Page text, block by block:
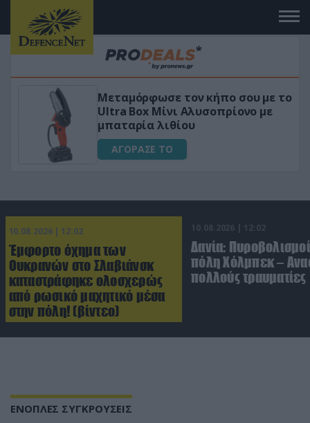
«Μαγική» φόρμουλα τριβόλι + VIP
για αύξηση της λίμπιντο
ΑΓΟΡΑΣΕ ΤΟ
10.08.2026 | 12:02
Έμφορτο όχημα των
Ουκρανών στο Σλαβιάνσκ
καταστράφηκε ολοσχερώς
από ρωσικό μαχητικό μέσα
στην πόλη! (βίντεο)
10.08.2026 | 12:02
Δανία:
πόλη Χόλμπεκ –
πολλούς τραυματίες
ΕΝΟΠΛΕΣ ΣΥΓΚΡΟΥΣΕΙΣ